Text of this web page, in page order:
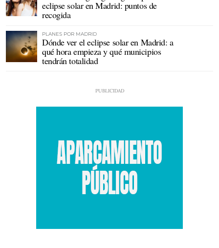
eclipse solar en Madrid: puntos de
recogida
PLANES POR MADRID
Dónde ver el eclipse solar en Madrid: a
qué hora empieza y qué municipios
tendrán totalidad